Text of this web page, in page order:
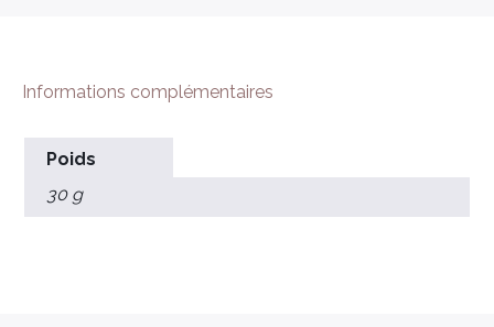
Informations complémentaires
Poids
30 g